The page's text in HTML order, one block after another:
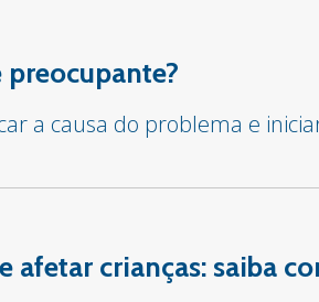
a causa do problema e
afetar crianças: saiba